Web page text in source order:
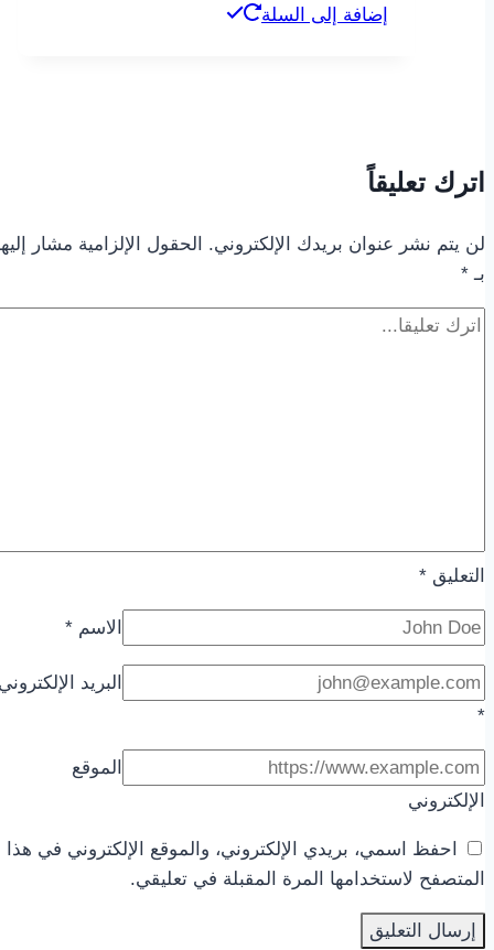
إضافة إلى السلة
اترك تعليقاً
لن يتم نشر عنوان بريدك الإلكتروني.
الحقول الإلزامية مشار
بـ *
التعليق *
الاسم *
البريد
*
الموقع
الإلكتروني
احفظ اسمي، بريدي الإلكتروني، والموقع الإلكتروني في هذا
المتصفح لاستخدامها المرة المقبلة في تعليقي.